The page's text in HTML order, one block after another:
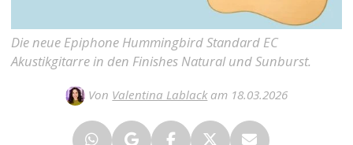
Die neue Epiphone Hummingbird Standard EC
Akustikgitarre in den Finishes Natural und Sunburst.
Von Valentina Lablack am 18.03.2026